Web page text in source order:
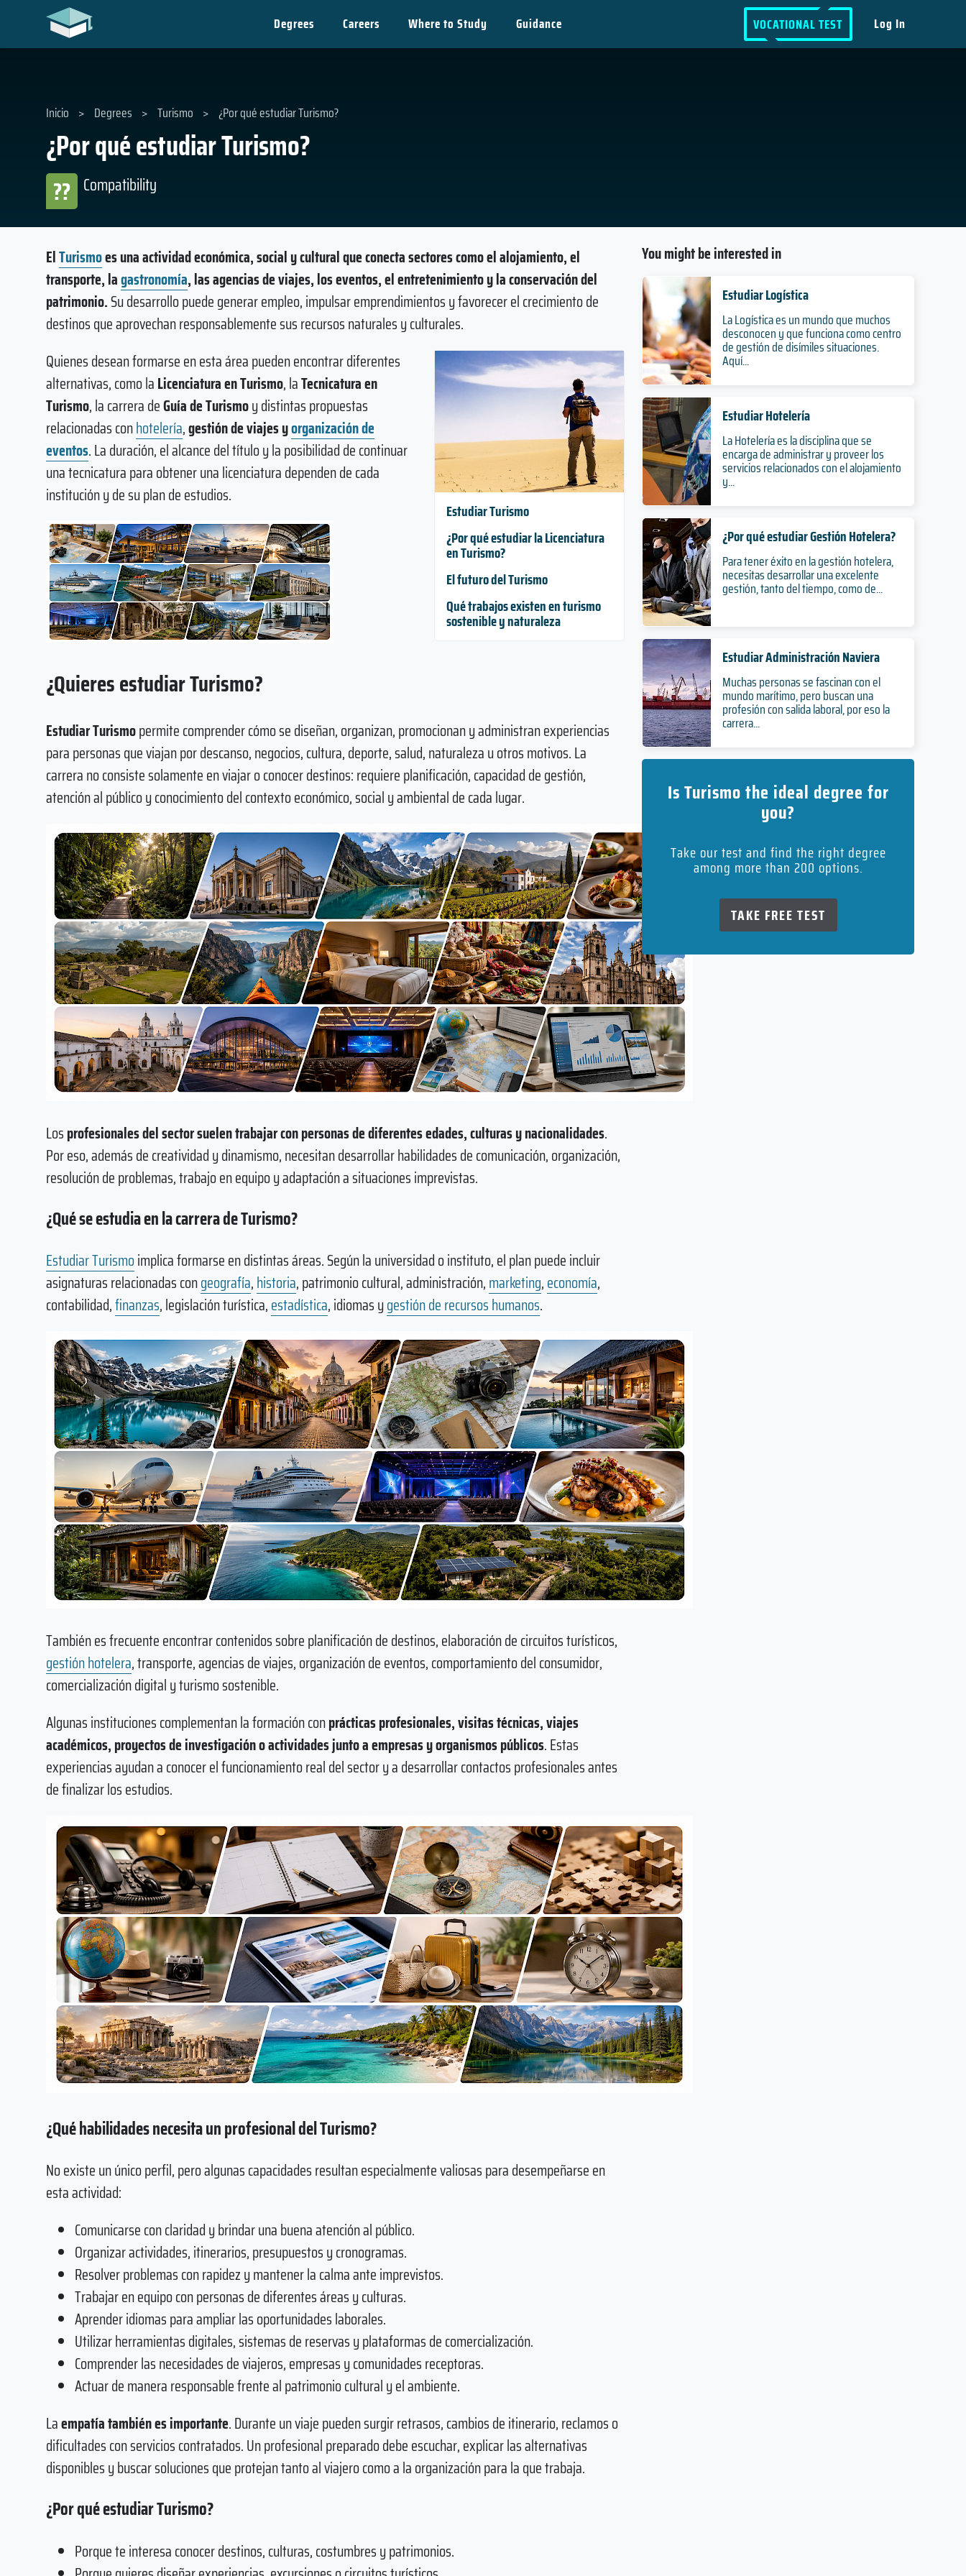
Degrees Careers Where to Study Guidance VOCATIONAL TEST Log In
¿Por qué estudiar Turismo?
Compatibility
??
Inicio > Degrees > Turismo > ¿Por qué estudiar Turismo?
ElTurismoes una actividad económica, social y cultural que conecta sectores como el alojamiento, el
transporte, lagastronomía, las agencias de viajes, los eventos, el entretenimiento y la conservación del
patrimonio.Su desarrollo puede generar empleo, impulsar emprendimientos y favorecer el crecimiento de
destinos que aprovechan responsablemente sus recursos naturales y culturales.
Estudiar Turismo
¿Por qué estudiar la Licenciatura
en Turismo?
El futuro del Turismo
Qué trabajos existen en turismo
sostenible y naturaleza
Quienes desean formarse en esta área pueden encontrar diferentes
alternativas, como laLicenciatura en Turismo, laTecnicatura en
Turismo, la carrera deGuía de Turismoy distintas propuestas
relacionadas conhotelería,gestión de viajes yorganización de
eventos. La duración, el alcance del título y la posibilidad de continuar
una tecnicatura para obtener una licenciatura dependen de cada
institución y de su plan de estudios.
¿Quieres estudiar Turismo?
Estudiar Turismopermite comprender cómo se diseñan, organizan, promocionan y administran experiencias
para personas que viajan por descanso, negocios, cultura, deporte, salud, naturaleza u otros motivos. La
carrera no consiste solamente en viajar o conocer destinos: requiere planificación, capacidad de gestión,
atención al público y conocimiento del contexto económico, social y ambiental de cada lugar.
Losprofesionales del sector suelen trabajar con personas de diferentes edades, culturas y nacionalidades.
Por eso, además de creatividad y dinamismo, necesitan desarrollar habilidades de comunicación, organización,
resolución de problemas, trabajo en equipo y adaptación a situaciones imprevistas.
¿Qué se estudia en la carrera de Turismo?
Estudiar Turismoimplica formarse en distintas áreas. Según la universidad o instituto, el plan puede incluir
asignaturas relacionadas congeografía,historia, patrimonio cultural, administración,marketing,economía,
contabilidad,finanzas, legislación turística,estadística, idiomas ygestión de recursos humanos.
También es frecuente encontrar contenidos sobre planificación de destinos, elaboración de circuitos turísticos,
gestión hotelera, transporte, agencias de viajes, organización de eventos, comportamiento del consumidor,
comercialización digital y turismo sostenible.
Algunas instituciones complementan la formación conprácticas profesionales, visitas técnicas, viajes
académicos, proyectos de investigación o actividades junto a empresas y organismos públicos. Estas
experiencias ayudan a conocer el funcionamiento real del sector y a desarrollar contactos profesionales antes
de finalizar los estudios.
¿Qué habilidades necesita un profesional del Turismo?
No existe un único perfil, pero algunas capacidades resultan especialmente valiosas para desempeñarse en
esta actividad:
Comunicarse con claridad y brindar una buena atención al público.
Organizar actividades, itinerarios, presupuestos y cronogramas.
Resolver problemas con rapidez y mantener la calma ante imprevistos.
Trabajar en equipo con personas de diferentes áreas y culturas.
Aprender idiomas para ampliar las oportunidades laborales.
Utilizar herramientas digitales, sistemas de reservas y plataformas de comercialización.
Comprender las necesidades de viajeros, empresas y comunidades receptoras.
Actuar de manera responsable frente al patrimonio cultural y el ambiente.
Laempatía también es importante. Durante un viaje pueden surgir retrasos, cambios de itinerario, reclamos o
dificultades con servicios contratados. Un profesional preparado debe escuchar, explicar las alternativas
disponibles y buscar soluciones que protejan tanto al viajero como a la organización para la que trabaja.
¿Por qué estudiar Turismo?
Porque te interesa conocer destinos, culturas, costumbres y patrimonios.
You might be interested in
Estudiar Logística
La Logística es un mundo que muchos
desconocen y que funciona como centro
de gestión de disímiles situaciones.
Aquí...
Estudiar Hotelería
La Hotelería es la disciplina que se
encarga de administrar y proveer los
servicios relacionados con el alojamiento
y...
¿Por qué estudiar Gestión Hotelera?
Para tener éxito en la gestión hotelera,
necesitas desarrollar una excelente
gestión, tanto del tiempo, como de...
Estudiar Administración Naviera
Muchas personas se fascinan con el
mundo marítimo, pero buscan una
profesión con salida laboral, por eso la
carrera...
Is Turismo the ideal degree for
you?
Take our test and find the right degree
among more than 200 options.
TAKE FREE TEST